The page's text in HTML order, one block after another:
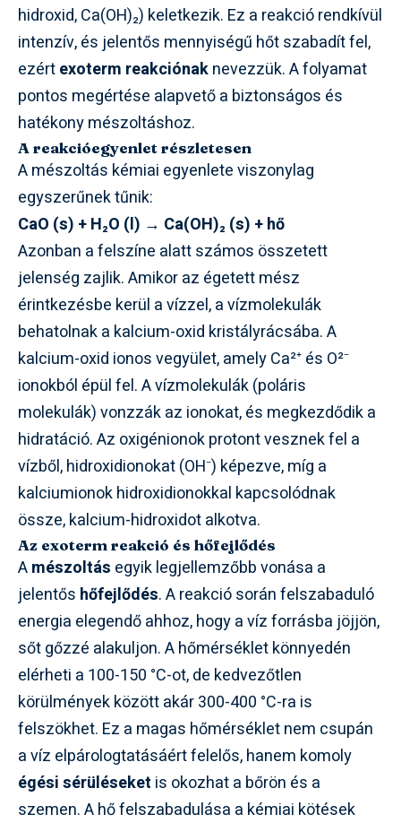
hidroxid, Ca(OH)₂) keletkezik. Ez a reakció rendkívül
intenzív, és jelentős mennyiségű hőt szabadít fel,
ezértexoterm reakciónaknevezzük. A folyamat
pontos megértése alapvető a biztonságos és
hatékony mészoltáshoz.
A reakcióegyenlet részletesen
A mészoltás kémiai egyenlete viszonylag
egyszerűnek tűnik:
CaO (s) + H₂O (l) → Ca(OH)₂ (s) + hő
Azonban a felszíne alatt számos összetett
jelenség zajlik. Amikor az égetett mész
érintkezésbe kerül a vízzel, a vízmolekulák
behatolnak a kalcium-oxid kristályrácsába. A
kalcium-oxid ionos vegyület, amely Ca²⁺ és O²⁻
ionokból épül fel. A vízmolekulák (poláris
molekulák) vonzzák az ionokat, és megkezdődik a
hidratáció. Az oxigénionok protont vesznek fel a
vízből, hidroxidionokat (OH⁻) képezve, míg a
kalciumionok hidroxidionokkal kapcsolódnak
össze, kalcium-hidroxidot alkotva.
Az exoterm reakció és hőfejlődés
Amészoltás egyik legjellemzőbb vonása a
jelentős hőfejlődés. A reakció során felszabaduló
energia elegendő ahhoz, hogy a víz forrásba jöjjön,
sőt gőzzé alakuljon. A hőmérséklet könnyedén
elérheti a 100-150 °C-ot, de kedvezőtlen
körülmények között akár 300-400 °C-ra is
felszökhet. Ez a magas hőmérséklet nem csupán
a víz elpárologtatásáért felelős, hanem komoly
égési sérüléseket is okozhat a bőrön és a
szemen. A hő felszabadulása a kémiai kötések